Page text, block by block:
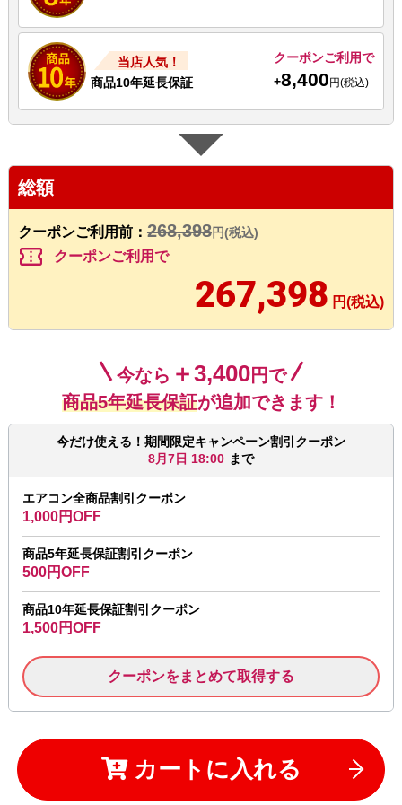
当店人気！
商品10年延長保証
クーポンご利用で
+8,400 円(税込)
総額
クーポンご利用前： 268,398円(税込)
confirmation_number クーポンご利用で
267,398 円(税込)
今なら ＋3,400円で
商品5年延長保証が追加できます！
今だけ使える！期間限定キャンペーン割引クーポン
8月7日 18:00 まで
エアコン全商品割引クーポン
1,000円OFF
商品5年延長保証割引クーポン
500円OFF
商品10年延長保証割引クーポン
1,500円OFF
クーポンをまとめて取得する
カートに入れる